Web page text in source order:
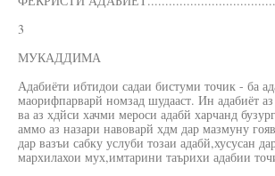
3
МУКАДДИМА
Адабиёти ибтидои садаи бистуми точик - ба
маорифпарварй номзад шудааст. Ин адабиёт
ва аз хдйси хачми мероси адабй харчанд
аммо аз назари навоварй хдм дар мазмуну
дар вазъи сабку услуби тозаи адабй,хусусан
мархилахои мух,имтарини таърихи адабии